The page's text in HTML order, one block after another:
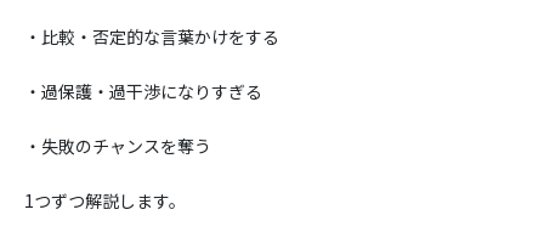
・比較・否定的な言葉かけをする
・過保護・過干渉になりすぎる
・失敗のチャンスを奪う
1つずつ解説します。